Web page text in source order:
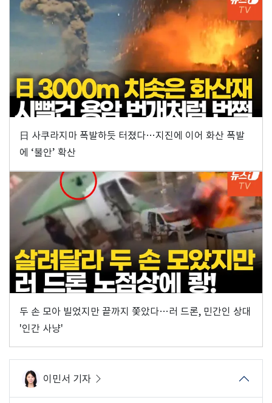
日 사쿠라지마 폭발하듯 터졌다…지진에 이어 화산 폭발
에 ‘불안’ 확산
두 손 모아 빌었지만 끝까지 쫓았다…러 드론, 민간인 상대
'인간 사냥'
이민서 기자